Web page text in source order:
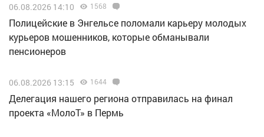
06.08.2026 14:10 1568
Полицейские в Энгельсе поломали карьеру молодых
курьеров мошенников, которые обманывали
пенсионеров
06.08.2026 13:15 1644
Делегация нашего региона отправилась на финал
проекта «МолоТ» в Пермь